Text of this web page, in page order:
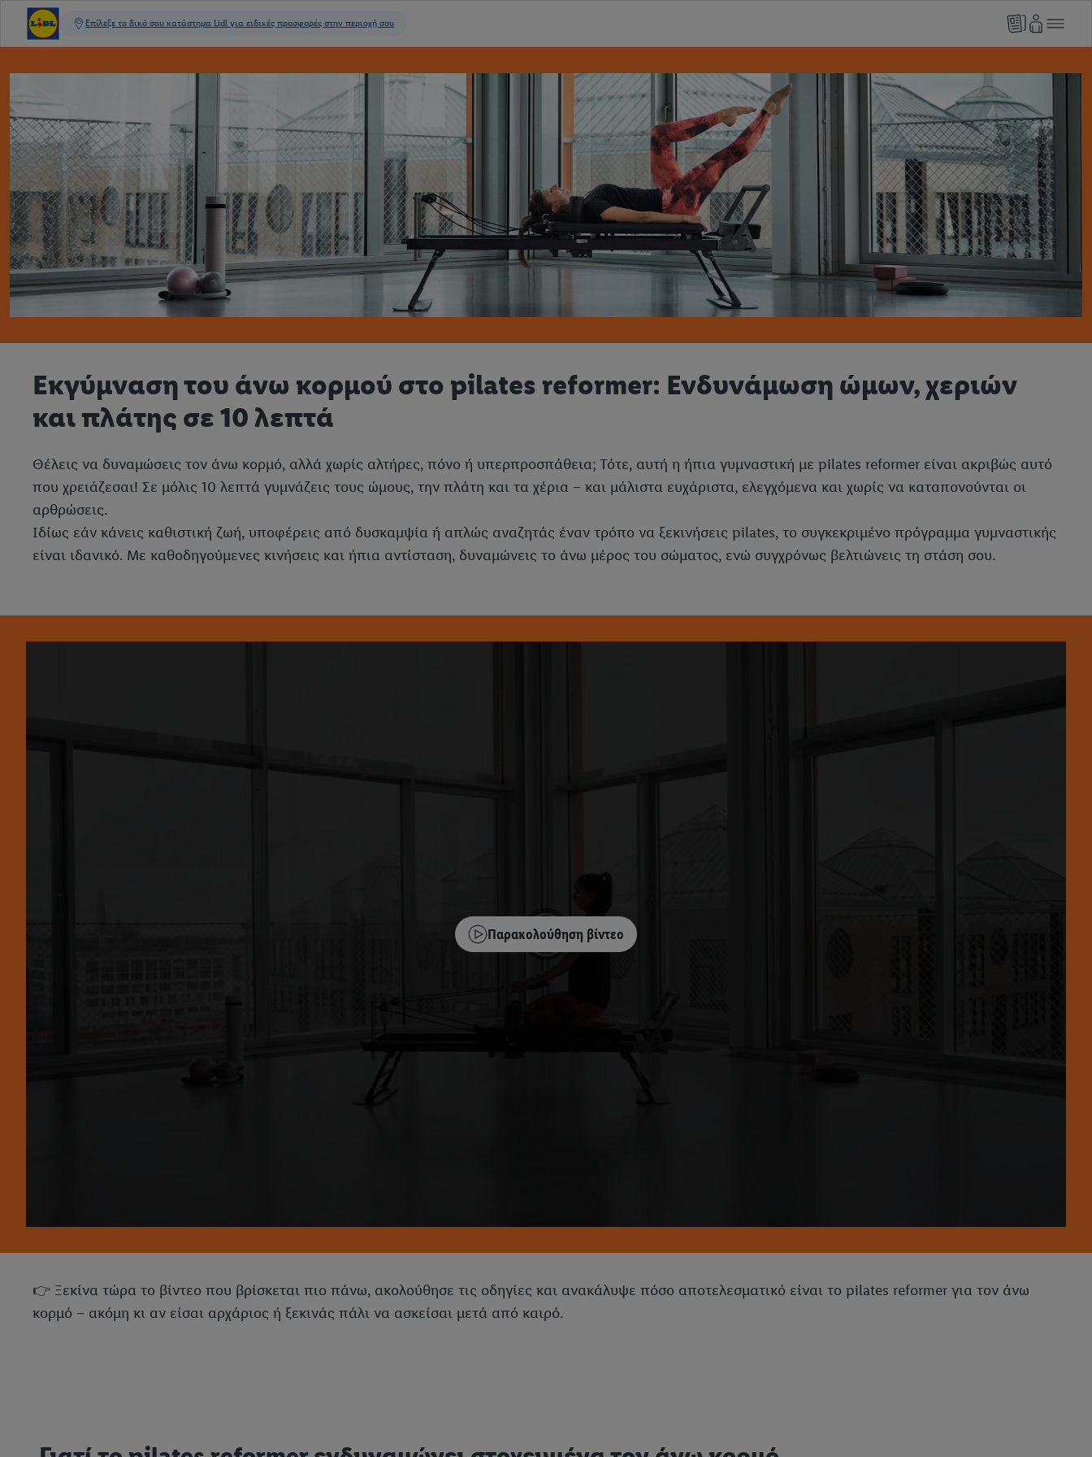
Εκγύμναση του άνω κορμού στο pilates reformer: Ενδυνάμωση ώμων, χεριών
και πλάτης σε 10 λεπτά
Θέλεις να δυναμώσεις τον άνω κορμό, αλλά χωρίς αλτήρες, πόνο ή υπερπροσπάθεια; Τότε, αυτή η ήπια γυμναστική με pilates reformer είναι ακριβώς αυτό
που χρειάζεσαι! Σε μόλις 10 λεπτά γυμνάζεις τους ώμους, την πλάτη και τα χέρια – και μάλιστα ευχάριστα, ελεγχόμενα και χωρίς να καταπονούνται οι
αρθρώσεις.
Ιδίως εάν κάνεις καθιστική ζωή, υποφέρεις από δυσκαμψία ή απλώς αναζητάς έναν τρόπο να ξεκινήσεις pilates, το συγκεκριμένο πρόγραμμα γυμναστικής
είναι ιδανικό. Με καθοδηγούμενες κινήσεις και ήπια αντίσταση, δυναμώνεις το άνω μέρος του σώματος, ενώ συγχρόνως βελτιώνεις τη στάση σου.
Παρακολούθηση βίντεο
👉 Ξεκίνα τώρα το βίντεο που βρίσκεται πιο πάνω, ακολούθησε τις οδηγίες και ανακάλυψε πόσο αποτελεσματικό είναι το pilates reformer για τον άνω
κορμό – ακόμη κι αν είσαι αρχάριος ή ξεκινάς πάλι να ασκείσαι μετά από καιρό.